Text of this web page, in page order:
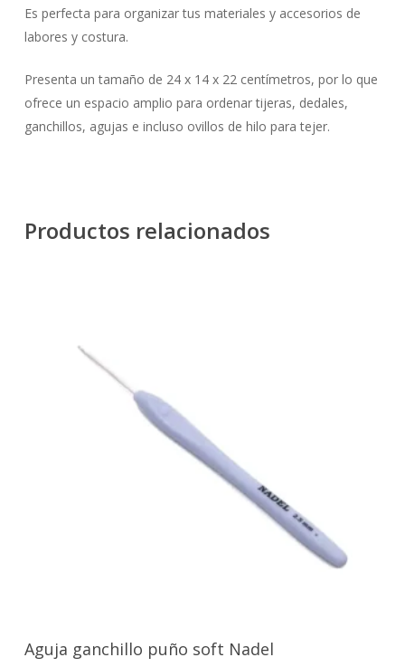
Es perfecta para organizar tus materiales y accesorios de
labores y costura.
Presenta un tamaño de 24 x 14 x 22 centímetros, por lo que
ofrece un espacio amplio para ordenar tijeras, dedales,
ganchillos, agujas e incluso ovillos de hilo para tejer.
Productos relacionados
Seleccionar Opciones
Aguja ganchillo puño soft Nadel